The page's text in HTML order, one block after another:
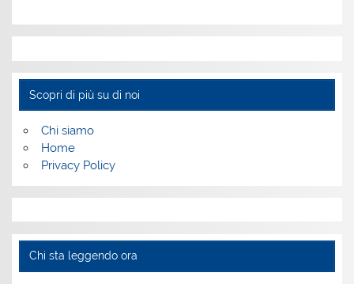
Scopri di più su di noi
Chi siamo
Home
Privacy Policy
Chi sta leggendo ora